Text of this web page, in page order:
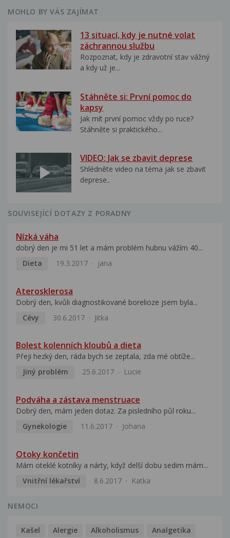
MOHLO BY VÁS ZAJÍMAT
13 situací, kdy je nutné volat
záchrannou službu
Rozpoznat, kdy je zdravotní stav vážný
a kdy už je...
Stáhněte si: První pomoc do
kapsy
Jak mít první pomoc vždy po ruce?
Stáhněte si praktického...
VIDEO: Jak se zbavit deprese
Shlédněte video na téma jak se zbavit
deprese..
SOUVISEJÍCÍ DOTAZY Z PORADNY
Nízká váha
dobrý den je mi 51 let a mám problém hubnu vážím 40...
Dieta
19.3.2017 jana
Aterosklerosa
Dobrý den, kvůli diagnostikované borelioze jsem byla...
Cévy
30.6.2017 Jitka
Bolest kolenních kloubů a dieta
Přeji hezký den, ráda bych se zeptala, zda mé obtíže...
Jiný problém
25.6.2017 Lucie
Podváha a zástava menstruace
Dobrý den, mám jeden dotaz. Za pisledního půl roku...
Gynekologie
11.6.2017 Johana
Otoky končetin
Mám oteklé kotníky a nárty, když delší dobu sedim mám...
Vnitřní lékařství
8.6.2017 Katka
NEMOCI
Kašel Alergie Alkoholismus
Analgetika